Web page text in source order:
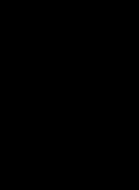
качество отличное. Все
проработаны. Доставили